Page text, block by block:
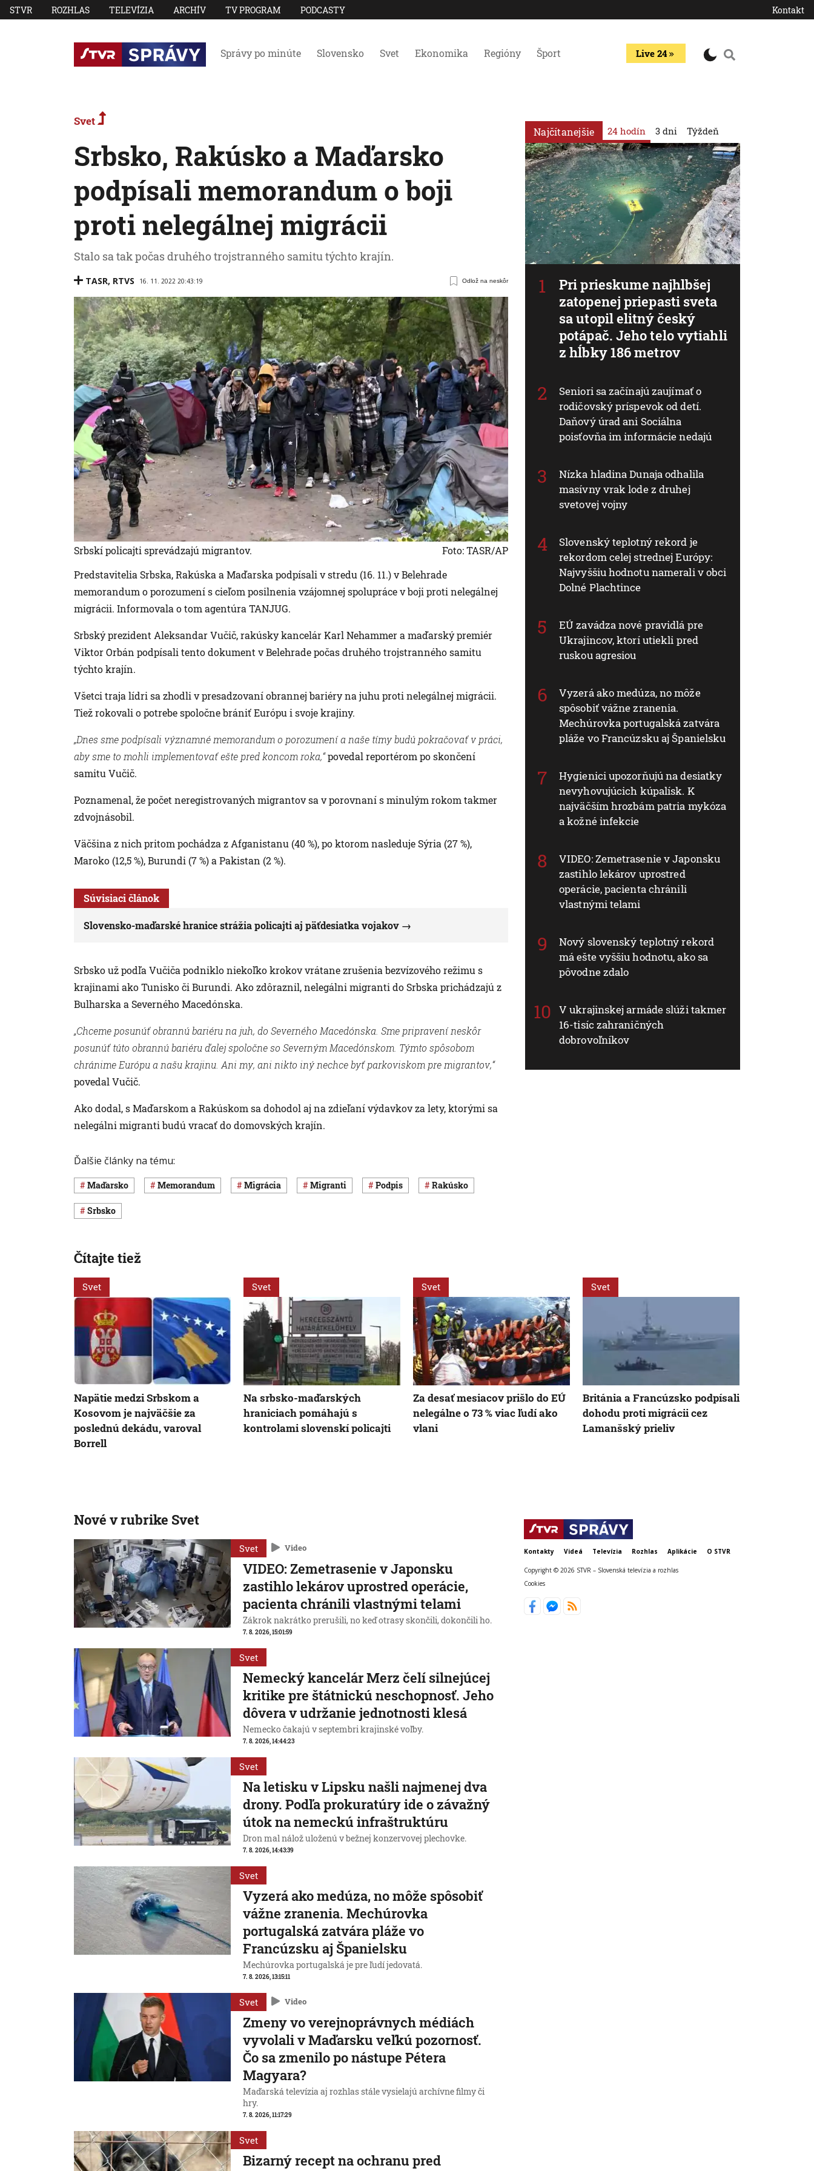
STVR ROZHLAS TELEVÍZIA ARCHÍV TV PROGRAM PODCASTY Kontakt
Správy po minúte Slovensko Svet Ekonomika Regióny Šport Live 24
Svet
Srbsko, Rakúsko a Maďarsko
podpísali memorandum o boji
proti nelegálnej migrácii
Stalo sa tak počas druhého trojstranného samitu týchto krajín.
TASR, RTVS 16. 11. 2022 20:43:19 Odlož na neskôr
Srbskí policajti sprevádzajú migrantov.
Foto: TASR/AP
Predstavitelia Srbska, Rakúska a Maďarska podpísali v stredu (16. 11.) v Belehrade
memorandum o porozumení s cieľom posilnenia vzájomnej spolupráce v boji proti nelegálnej
migrácii. Informovala o tom agentúra TANJUG.
Srbský prezident Aleksandar Vučič, rakúsky kancelár Karl Nehammer a maďarský premiér
Viktor Orbán podpísali tento dokument v Belehrade počas druhého trojstranného samitu
týchto krajín.
Všetci traja lídri sa zhodli v presadzovaní obrannej bariéry na juhu proti nelegálnej migrácii.
Tiež rokovali o potrebe spoločne brániť Európu i svoje krajiny.
„Dnes sme podpísali významné memorandum o porozumení a naše tímy budú pokračovať v práci,
aby sme to mohli implementovať ešte pred koncom roka,“povedal reportérom po skončení
samitu Vučič.
Poznamenal, že počet neregistrovaných migrantov sa v porovnaní s minulým rokom takmer
zdvojnásobil.
Väčšina z nich pritom pochádza z Afganistanu (40 %), po ktorom nasleduje Sýria (27 %),
Maroko (12,5 %), Burundi (7 %) a Pakistan (2 %).
Súvisiaci článok
Slovensko-maďarské hranice strážia policajti aj päťdesiatka vojakov
Srbsko už podľa Vučiča podniklo niekoľko krokov vrátane zrušenia bezvízového režimu s
krajinami ako Tunisko či Burundi. Ako zdôraznil, nelegálni migranti do Srbska prichádzajú z
Bulharska a Severného Macedónska.
„Chceme posunúť obrannú bariéru na juh, do Severného Macedónska. Sme pripravení neskôr
posunúť túto obrannú bariéru ďalej spoločne so Severným Macedónskom. Týmto spôsobom
chránime Európu a našu krajinu. Ani my, ani nikto iný nechce byť parkoviskom pre migrantov,“
povedal Vučič.
Ako dodal, s Maďarskom a Rakúskom sa dohodol aj na zdieľaní výdavkov za lety, ktorými sa
nelegálni migranti budú vracať do domovských krajín.
Ďalšie články na tému:
Maďarsko memorandum migrácia migranti podpis Rakúsko
Srbsko
Najčítanejšie 24 hodín
Pri prieskume najhlbšej
zatopenej priepasti sveta
sa utopil elitný český
potápač. Jeho telo vytiahli
z hĺbky 186 metrov
Seniori sa začínajú zaujímať o
rodičovský príspevok od detí.
Daňový úrad ani Sociálna
poisťovňa im informácie nedajú
Nízka hladina Dunaja odhalila
masívny vrak lode z druhej
svetovej vojny
Slovenský teplotný rekord je
rekordom celej strednej Európy:
Najvyššiu hodnotu namerali v obci
Dolné Plachtince
EÚ zavádza nové pravidlá pre
Ukrajincov, ktorí utiekli pred
ruskou agresiou
Vyzerá ako medúza, no môže
spôsobiť vážne zranenia.
Mechúrovka portugalská zatvára
pláže vo Francúzsku aj Španielsku
Hygienici upozorňujú na desiatky
nevyhovujúcich kúpalísk. K
najväčším hrozbám patria mykóza
a kožné infekcie
VIDEO: Zemetrasenie v Japonsku
zastihlo lekárov uprostred
operácie, pacienta chránili
vlastnými telami
Nový slovenský teplotný rekord
má ešte vyššiu hodnotu, ako sa
pôvodne zdalo
V ukrajinskej armáde slúži takmer
16-tisíc zahraničných
dobrovoľníkov
3 dni Týždeň
Čítajte tiež
Svet
Napätie medzi Srbskom a
Kosovom je najväčšie za
poslednú dekádu, varoval
Borrell
Svet
Na srbsko-maďarských
hraniciach pomáhajú s
kontrolami slovenskí policajti
Svet
Za desať mesiacov prišlo do EÚ
nelegálne o 73 % viac ľudí ako
vlani
Svet
Británia a Francúzsko podpísali
dohodu proti migrácii cez
Lamanšský prieliv
Nové v rubrike Svet
Svet Video
VIDEO: Zemetrasenie v Japonsku
zastihlo lekárov uprostred operácie,
pacienta chránili vlastnými telami
Zákrok nakrátko prerušili, no keď otrasy skončili, dokončili ho.
7. 8. 2026, 15:01:59
Svet
Nemecký kancelár Merz čelí silnejúcej
kritike pre štátnickú neschopnosť. Jeho
dôvera v udržanie jednotnosti klesá
Nemecko čakajú v septembri krajinské voľby.
7. 8. 2026, 14:44:23
Svet
Na letisku v Lipsku našli najmenej dva
drony. Podľa prokuratúry ide o závažný
útok na nemeckú infraštruktúru
Dron mal nálož uloženú v bežnej konzervovej plechovke.
7. 8. 2026, 14:43:39
Svet
Vyzerá ako medúza, no môže spôsobiť
vážne zranenia. Mechúrovka
portugalská zatvára pláže vo
Francúzsku aj Španielsku
Mechúrovka portugalská je pre ľudí jedovatá.
7. 8. 2026, 13:15:11
Svet Video
Zmeny vo verejnoprávnych médiách
vyvolali v Maďarsku veľkú pozornosť.
Čo sa zmenilo po nástupe Pétera
Magyara?
Maďarská televízia aj rozhlas stále vysielajú archívne filmy či
hry.
7. 8. 2026, 11:17:29
Svet
Bizarný recept na ochranu pred
Kontakty Videá Televízia Rozhlas Aplikácie O STVR
Copyright © 2026 STVR – Slovenská televízia a rozhlas
Cookies